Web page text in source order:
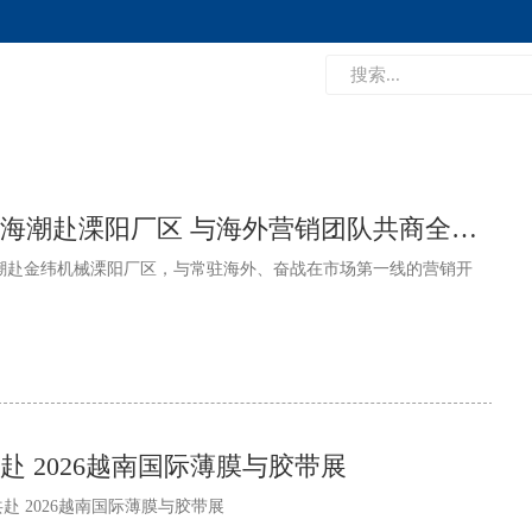
金纬机械董事长何海潮赴溧阳厂区 与海外营销团队共商全球化布局深化
金纬机械溧阳厂区，与常驻海外、奋战在市场第一线的营销开
2026越南国际薄膜与胶带展
2026越南国际薄膜与胶带展